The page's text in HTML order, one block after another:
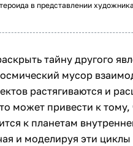
в представлении
тайну другого
мусор
растягиваются и
может привести к тому,
к планетам
и моделируя эти